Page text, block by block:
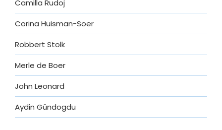
Camilla Rudoj
Corina Huisman-Soer
Robbert Stolk
Merle de Boer
John Leonard
Aydin Gündogdu